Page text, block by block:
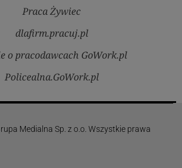
Praca Żywiec
dlafirm.pracuj.pl
o pracodawcach GoWork.pl
Policealna.GoWork.pl
Medialna Sp. z o.o. Wszystkie prawa